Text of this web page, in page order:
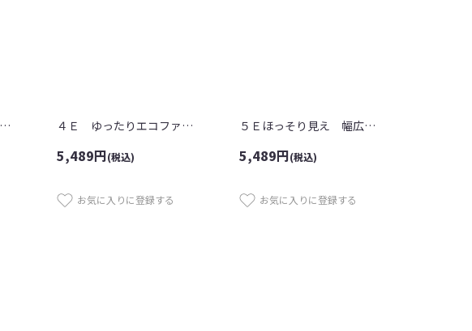
５Ｅ牛革ゆったりウォーキングシューズ ４Ｅ ゆったりエコファーサンダル
5,489円(税込)
お気に入りに登録する
５Ｅほっそり見え 幅広シューズ
5,489円(税込)
お気に入りに登録する